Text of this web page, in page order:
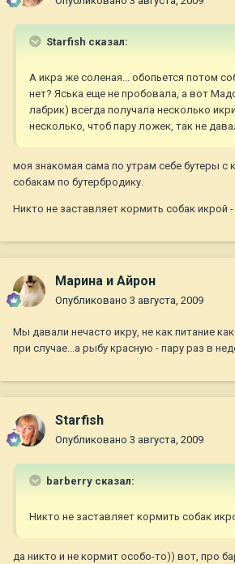
Starfish сказал:
А икра же соленая... обопьется потом
нет? Яська еще не пробовала, а вот
лабрик) всегда получала несколько
несколько, чтоб пару ложек, так не
моя знакомая сама по утрам себе бутеры с
собакам по бутербродику.
Никто не заставляет кормить собак икрой -
Марина и Айрон
Опубликовано 3 августа, 2009
Мы давали нечасто икру, не как питание
при случае...а рыбу красную - пару раз в
Starfish
Опубликовано 3 августа, 2009
barberry сказал:
Никто не заставляет кормить собак
да никто и не кормит особо-то)) вот, про